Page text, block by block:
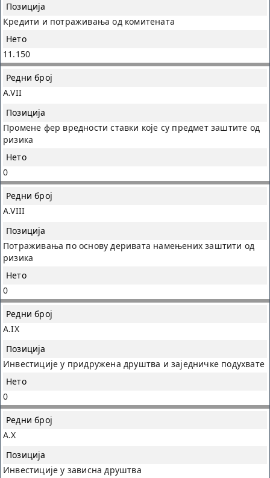
Кредити и потраживања од комитената
11.150
A.VII
Промене фер вредности ставки које су предмет заштите од
ризика
0
A.VIII
Потраживања по основу деривата намењених заштити од
ризика
0
A.IX
Инвестиције у придружена друштва и заједничке подухвате
0
A.X
Инвестиције у зависна друштва